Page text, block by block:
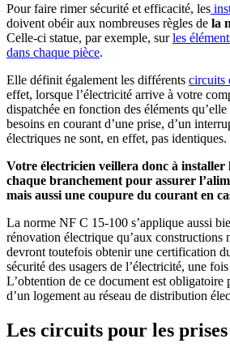
Pour faire rimer sécurité et efficacité, les
doivent obéir aux nombreuses règles de la
Celle-ci statue, par exemple, surles
dans chaque pièce.
Elle définit également les différents circuits
effet, lorsque l’électricité arrive à votre
dispatchée en fonction des éléments
besoins en courant d’une prise, d’un
électriques ne sont, en effet, pas identiques.
Votre électricien veillera donc à installer
chaque branchement pour assurer
mais aussi une coupure du courant en
La norme NF C 15-100 s’applique aussi
rénovation électrique qu’aux constructions
devront toutefois obtenir une certification
sécurité des usagers de l’électricité, une
L’obtention de ce document est obligatoire
d’un logement au réseau de distribution
Les circuits pour les